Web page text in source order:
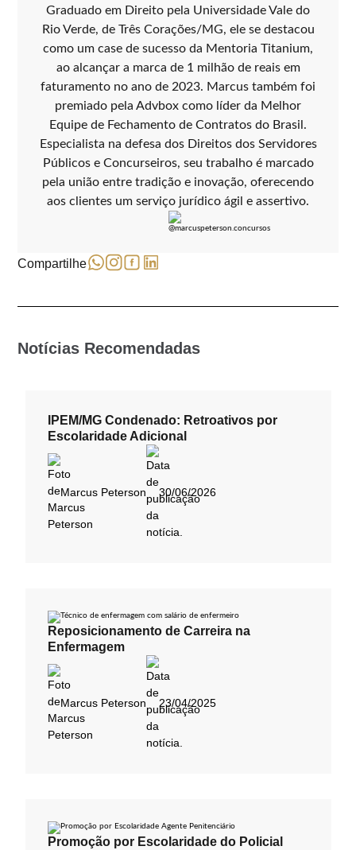
Graduado em Direito pela Universidade Vale do
Rio Verde, de Três Corações/MG, ele se destacou
como um case de sucesso da Mentoria Titanium,
ao alcançar a marca de 1 milhão de reais em
faturamento no ano de 2023. Marcus também foi
premiado pela Advbox como líder da Melhor
Equipe de Fechamento de Contratos do Brasil.
Especialista na defesa dos Direitos dos Servidores
Públicos e Concurseiros, seu trabalho é marcado
pela união entre tradição e inovação, oferecendo
aos clientes um serviço jurídico ágil e assertivo.
Compartilhe
Notícias Recomendadas
IPEM/MG Condenado: Retroativos por
Escolaridade Adicional
Marcus Peterson 30/06/2026
Reposicionamento de Carreira na
Enfermagem
Marcus Peterson 23/04/2025
Promoção por Escolaridade do Policial